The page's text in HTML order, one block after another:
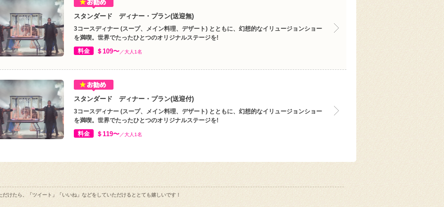
スタンダード ディナー・プラン(送迎無)
3コースディナー (スープ、メイン料理、デザート) とともに、幻想的なイリュージョンショー
を満喫。世界でたったひとつのオリジナルステージを!
料金
＄109〜／大人1名
スタンダード ディナー・プラン(送迎付)
3コースディナー (スープ、メイン料理、デザート) とともに、幻想的なイリュージョンショー
を満喫。世界でたったひとつのオリジナルステージを!
料金
＄119〜／大人1名
けたら、「ツイート」「いいね」などをしていただけるととても嬉しいです！